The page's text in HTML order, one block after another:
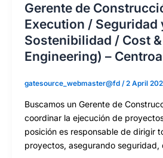
Gerente de
Execution / Seguridad
Sostenibilidad / Cost
Engineering) –
gatesource_webmaster@fd /2 April
Buscamos un Gerente de
coordinar la ejecución de
posición es responsable de dirigir
proyectos, asegurando seguridad,